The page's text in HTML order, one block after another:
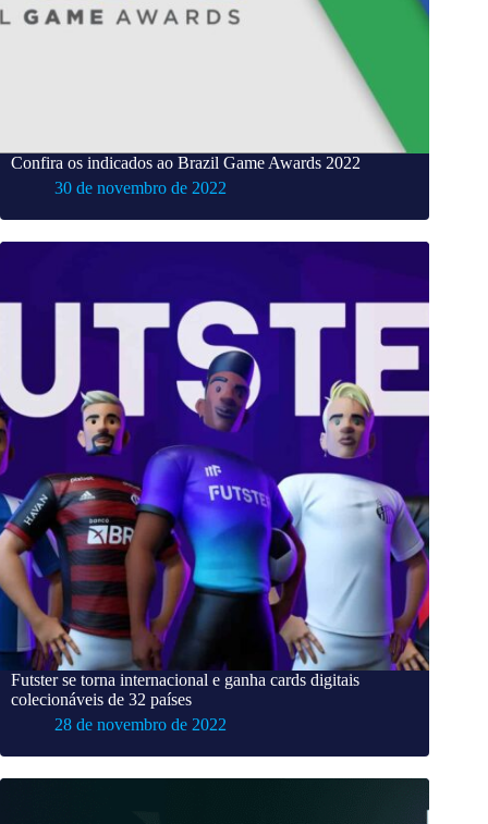
Confira os indicados ao Brazil Game Awards 2022
30 de novembro de 2022
Futster se torna internacional e ganha cards digitais
colecionáveis de 32 países
28 de novembro de 2022